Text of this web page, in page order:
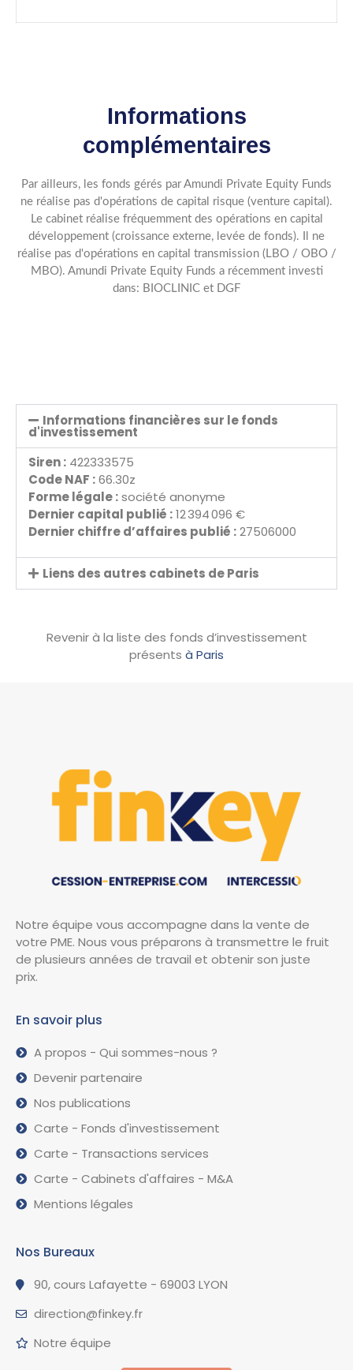
Informations
complémentaires
Par ailleurs, les fonds gérés par Amundi Private Equity Funds
ne réalise pas d'opérations de capital risque (venture capital).
Le cabinet réalise fréquemment des opérations en capital
développement (croissance externe, levée de fonds). Il ne
réalise pas d'opérations en capital transmission (LBO / OBO /
MBO). Amundi Private Equity Funds a récemment investi
dans: BIOCLINIC et DGF
Informations financières sur le fonds
d'investissement
Siren : 422333575
Code NAF :66.30z
Forme légale :société anonyme
Dernier capital publié :12 394 096 €
Dernier chiffre d’affaires publié :27506000
Liens des autres cabinets de Paris
Revenir à la liste des fonds d’investissement
présents à Paris
Notre équipe vous accompagne dans la vente de
votre PME. Nous vous préparons à transmettre le fruit
de plusieurs années de travail et obtenir son juste
prix.
En savoir plus
A propos - Qui sommes-nous ?
Devenir partenaire
Nos publications
Carte - Fonds d'investissement
Carte - Transactions services
Carte - Cabinets d'affaires - M&A
Mentions légales
Nos Bureaux
90, cours Lafayette - 69003 LYON
direction@finkey.fr
Notre équipe